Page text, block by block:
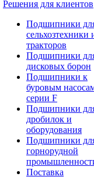
Решения для клиентов
Подшипники
сельхозтехники
тракторов
Подшипники
дисковых борон
Подшипники к
буровым
серии F
Подшипники
дробилок и
оборудования
Подшипники
горнорудной
Поставка